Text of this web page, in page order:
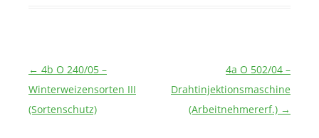
Beitragsnavigation
← 4b O 240/05 –
Winterweizensorten III
(Sortenschutz)
4a O 502/04 –
Drahtinjektionsmaschine
(Arbeitnehmererf.) →